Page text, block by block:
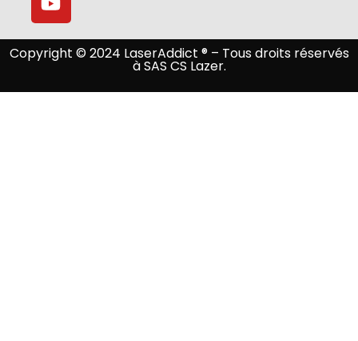
Copyright © 2024 LaserAddict ® – Tous droits réservés
à SAS CS Lazer.